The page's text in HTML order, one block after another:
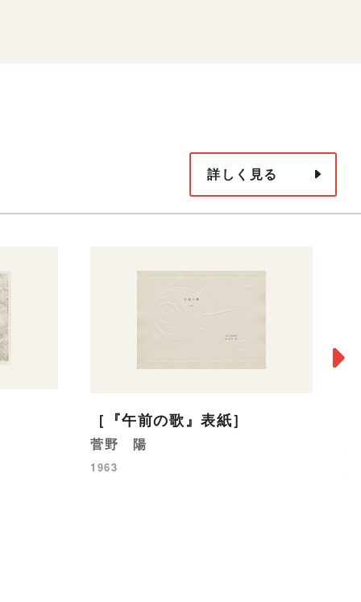
詳しく見る
［『午前の歌』表紙］
菅野 陽
1963